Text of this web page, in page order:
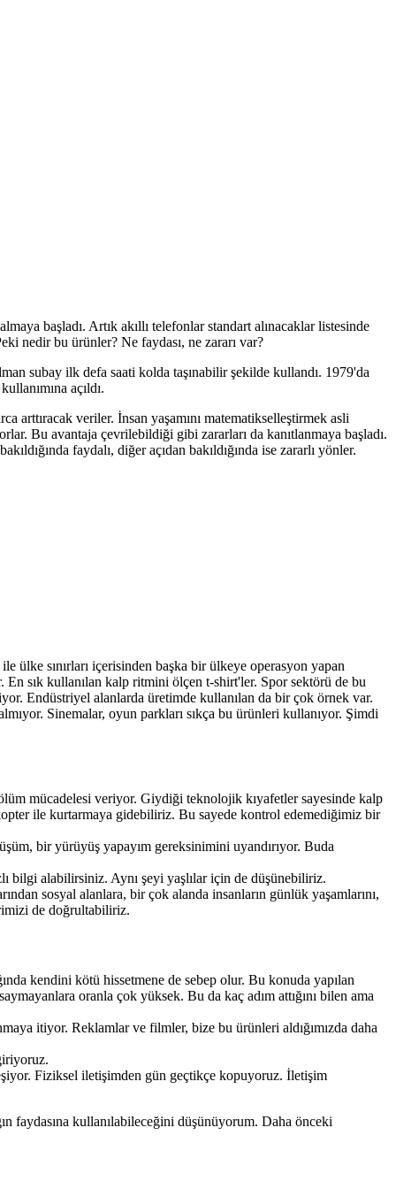
başladı. Artık akıllı telefonlar standart alınacaklar listesinde
nedir bu ürünler? Ne faydası, ne zararı var?
subay ilk defa saati kolda taşınabilir şekilde kullandı. 1979'da
açıldı.
arttıracak veriler. İnsan yaşamını matematikselleştirmek asli
Bu avantaja çevrilebildiği gibi zararları da kanıtlanmaya başladı.
faydalı, diğer açıdan bakıldığında ise zararlı yönler.
ülke sınırları içerisinden başka bir ülkeye operasyon yapan
sık kullanılan kalp ritmini ölçen t-shirt'ler. Spor sektörü de bu
Endüstriyel alanlarda üretimde kullanılan da bir çok örnek var.
Sinemalar, oyun parkları sıkça bu ürünleri kullanıyor. Şimdi
mücadelesi veriyor. Giydiği teknolojik kıyafetler sayesinde kalp
ile kurtarmaya gidebiliriz. Bu sayede kontrol edemediğimiz bir
bir yürüyüş yapayım gereksinimini uyandırıyor. Buda
bilgi alabilirsiniz. Aynı şeyi yaşlılar için de düşünebiliriz.
sosyal alanlara, bir çok alanda insanların günlük yaşamlarını,
de doğrultabiliriz.
kendini kötü hissetmene de sebep olur. Bu konuda yapılan
oranla çok yüksek. Bu da kaç adım attığını bilen ama
itiyor. Reklamlar ve filmler, bize bu ürünleri aldığımızda daha
Fiziksel iletişimden gün geçtikçe kopuyoruz. İletişim
faydasına kullanılabileceğini düşünüyorum. Daha önceki